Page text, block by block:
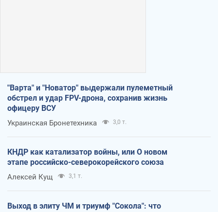
"Варта" и "Новатор" выдержали пулеметный
обстрел и удар FPV-дрона, сохранив жизнь
офицеру ВСУ
Украинская Бронетехника 3,0 т.
КНДР как катализатор войны, или О новом
этапе российско-северокорейского союза
Алексей Кущ 3,1 т.
Выход в элиту ЧМ и триумф "Сокола": что